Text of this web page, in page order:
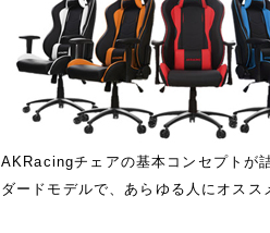
AKRacingチェアの基本コンセプトが
ダードモデルで、あらゆる人にオスス